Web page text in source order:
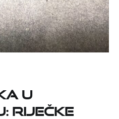
u
Riječke